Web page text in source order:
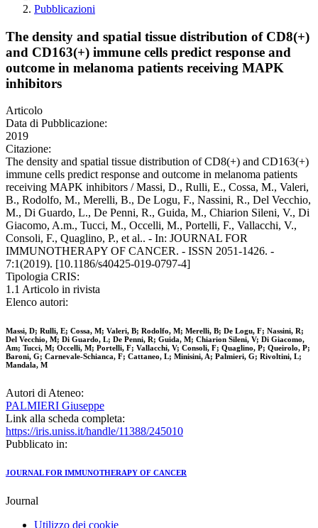
Pubblicazioni
The density and spatial tissue distribution of CD8(+)
and CD163(+) immune cells predict response and
outcome in melanoma patients receiving MAPK
inhibitors
Articolo
Data di Pubblicazione:
2019
Citazione:
The density and spatial tissue distribution of CD8(+) and CD163(+)
immune cells predict response and outcome in melanoma patients
receiving MAPK inhibitors / Massi, D., Rulli, E., Cossa, M., Valeri,
B., Rodolfo, M., Merelli, B., De Logu, F., Nassini, R., Del Vecchio,
M., Di Guardo, L., De Penni, R., Guida, M., Chiarion Sileni, V., Di
Giacomo, A.m., Tucci, M., Occelli, M., Portelli, F., Vallacchi, V.,
Consoli, F., Quaglino, P., et al.. - In: JOURNAL FOR
IMMUNOTHERAPY OF CANCER. - ISSN 2051-1426. -
7:1(2019). [10.1186/s40425-019-0797-4]
Tipologia CRIS:
1.1 Articolo in rivista
Elenco autori:
Massi, D; Rulli, E; Cossa, M; Valeri, B; Rodolfo, M; Merelli, B; De Logu, F; Nassini, R;
Del Vecchio, M; Di Guardo, L; De Penni, R; Guida, M; Chiarion Sileni, V; Di Giacomo,
Am; Tucci, M; Occelli, M; Portelli, F; Vallacchi, V; Consoli, F; Quaglino, P; Queirolo, P;
Baroni, G; Carnevale-Schianca, F; Cattaneo, L; Minisini, A; Palmieri, G; Rivoltini, L;
Mandala, M
Autori di Ateneo:
PALMIERI Giuseppe
Link alla scheda completa:
https://iris.uniss.it/handle/11388/245010
Pubblicato in:
JOURNAL FOR IMMUNOTHERAPY OF CANCER
Journal
Utilizzo dei cookie